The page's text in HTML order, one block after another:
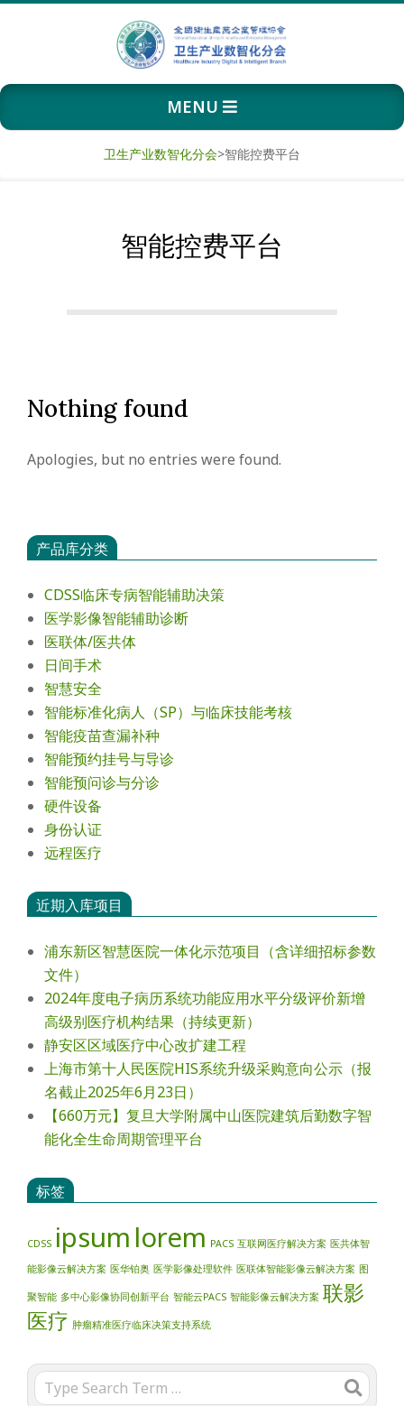
卫
生
分
会
Primary
Navigation
MENU
卫生产业数智化分会>智能控费平台
智能控费平台
Nothing found
Apologies, but no entries were found.
产品库分类
CDSS临床专病智能辅助决策
医学影像智能辅助诊断
医联体/医共体
日间手术
智慧安全
智能标准化病人（SP）与临床技能考核
智能疫苗查漏补种
智能预约挂号与导诊
智能预问诊与分诊
硬件设备
身份认证
远程医疗
近期入库项目
浦东新区智慧医院一体化示范项目（含详细招标参数
文件）
2024年度电⼦病历系统功能应⽤⽔平分级评价新增
⾼级别医疗机构结果（持续更新）
静安区区域医疗中心改扩建工程
上海市第十人民医院HIS系统升级采购意向公示（报
名截止2025年6月23日）
【660万元】复旦大学附属中山医院建筑后勤数字智
能化全生命周期管理平台
标签
CDSS ipsum lorem PACS 互联网医疗解决方案 医共体智
能影像云解决方案 医华铂奥 医学影像处理软件 医联体智能影像云解决方案 图
聚智能 多中心影像协同创新平台 智能云PACS 智能影像云解决方案 联影
医疗 肿瘤精准医疗临床决策支持系统
Search